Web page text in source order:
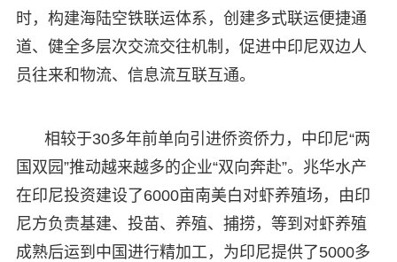
时，构建海陆空铁联运体系，创建多式联运便捷通
道、健全多层次交流交往机制，促进中印尼双边人
员往来和物流、信息流互联互通。
相较于30多年前单向引进侨资侨力，中印尼“两
国双园”推动越来越多的企业“双向奔赴”。兆华水产
在印尼投资建设了6000亩南美白对虾养殖场，由印
尼方负责基建、投苗、养殖、捕捞，等到对虾养殖
成熟后运到中国进行精加工，为印尼提供了5000多